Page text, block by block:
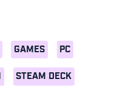
GAMES PC
STEAM DECK